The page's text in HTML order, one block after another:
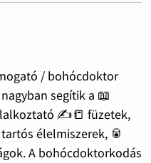
/ bohócdoktor
segítik a 📖
✍️📒 füzetek,
élelmiszerek, 🥫
A bohócdoktorkodás